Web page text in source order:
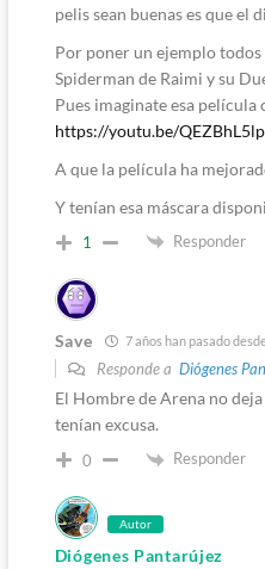
pelis sean buenas es que el
Por poner un ejemplo
Spiderman de Raimi y su
Pues imaginate esa película
https://youtu.be/
A que la película ha
Y tenían esa máscara
1 Responder
Save 7 años han pasado
Responde a Diógenes
El Hombre de Arena no
tenían excusa.
0 Responder
Autor
Diógenes Pantarújez